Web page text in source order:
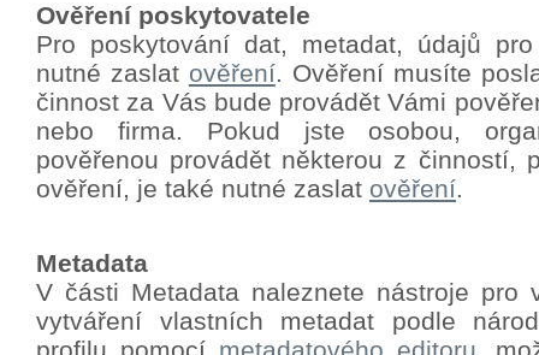
Ověření poskytovatele
Pro poskytování dat, metadat, údajů
nutné zaslat ověření. Ověření musíte
činnost za Vás bude provádět Vámi
nebo firma. Pokud jste osobou,
pověřenou provádět některou z činností,
ověření, je také nutné zaslat ověření.
Metadata
V části Metadata naleznete nástroje pro
vytváření vlastních metadat podle